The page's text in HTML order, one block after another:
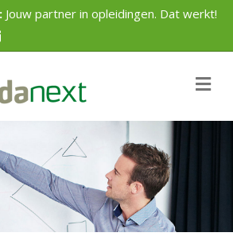
Jouw partner in opleidingen. Dat werkt!